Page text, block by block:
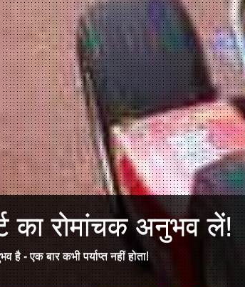
का रोमांचक अनुभव लें!
- एक बार कभी पर्याप्त नहीं होता!